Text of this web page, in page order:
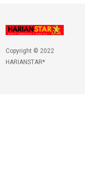
Copyright © 2022
HARIANSTAR*